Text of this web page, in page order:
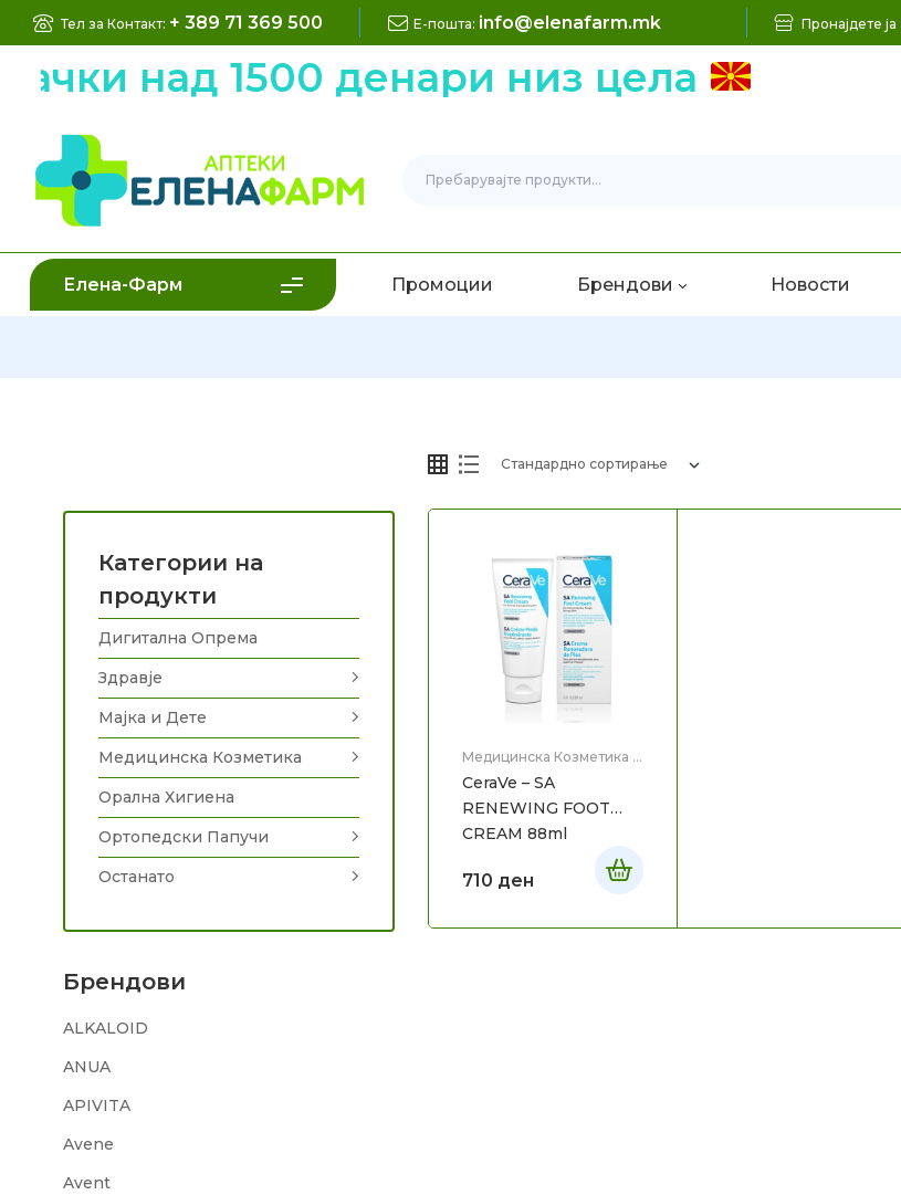
Тел за Контакт: + 389 71 369 500 Е-пошта: info@elenafarm.mk Пронајдете ја
над 1500 денари низ цела
Елена-Фарм Промоции Брендови Новости
Медицинска Козметика ,
CeraVe – SA
RENEWING FOOT
CREAM 88ml
710 ден
Категории на
продукти
Дигитална Опрема
Здравје
Мајка и Дете
Медицинска Козметика
Орална Хигиена
Ортопедски Папучи
Останато
Брендови
ALKALOID
ANUA
APIVITA
Avene
Avent